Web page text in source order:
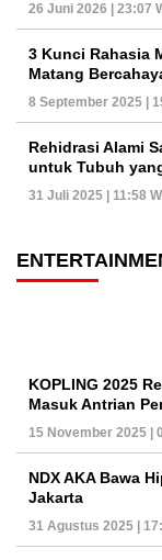
26 Juni 2026 | 23:07
3 Kunci Rahasia
Matang
8 September 2025 |
Rehidrasi Alami
untuk Tubuh
31 Juli 2025 | 11:58
KOPLING 2025
Masuk Antrian
15 November 2025 |
NDX AKA Bawa
Jakarta
31 Agustus 2025 |